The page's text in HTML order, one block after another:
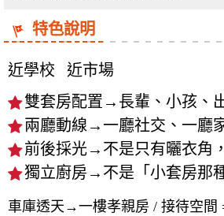
特色說明
近學校
近市場
雙套房配置→長輩、小孩、
兩廳動線→一廳社交、一廳
前後採光→不是只有曬衣角
獨立廚房→不是「小套房那
車庫透天→一樓孝親房 / 接待空間